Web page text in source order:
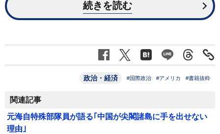
続きを読む
政治・経済 #国際政治 #アメリカ #書籍抜粋
関連記事
元海自特殊部隊員が語る｢中国が尖閣諸島に手を出せない
理由｣